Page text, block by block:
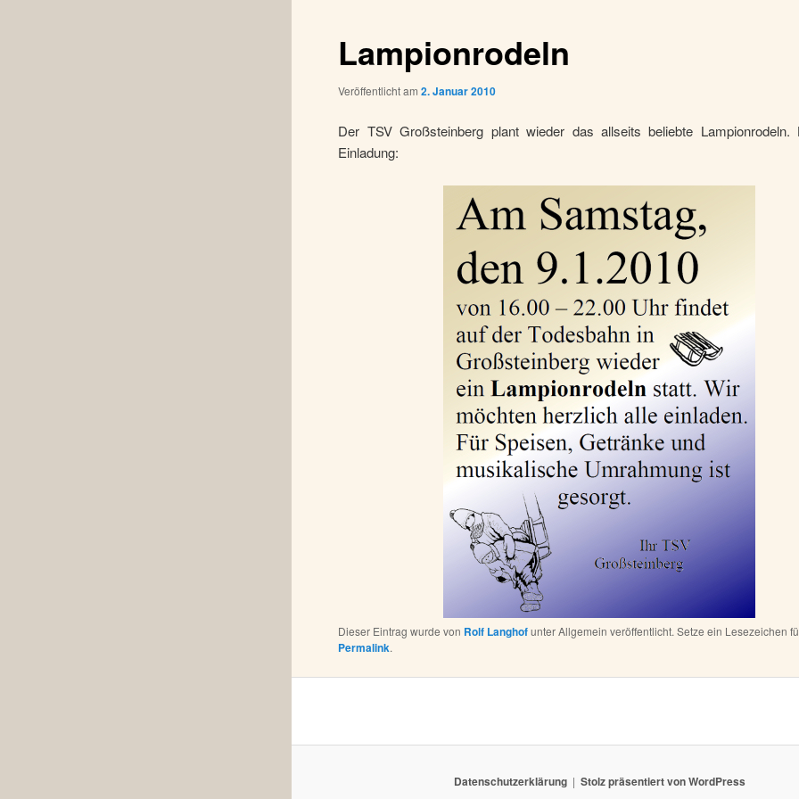
Lampionrodeln
Veröffentlicht am2. Januar 2010
Der TSV Großsteinberg plant wieder das allseits beliebte Lampionrodeln.
Einladung:
Dieser Eintrag wurde von Rolf Langhofunter Allgemein veröffentlicht. Setze ein Lesezeichen
Permalink.
Datenschutzerklärung Stolz präsentiert von WordPress